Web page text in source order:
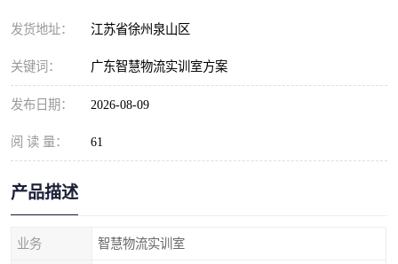
发货地址： 江苏省徐州泉山区
关键词： 广东智慧物流实训室方案
发布日期： 2026-08-09
阅 读 量： 61
产品描述
业务 智慧物流实训室